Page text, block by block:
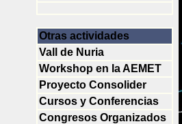
Otras actividades
Vall de Nuria
Workshop en la AEMET
Proyecto Consolider
Cursos y Conferencias
Congresos Organizados